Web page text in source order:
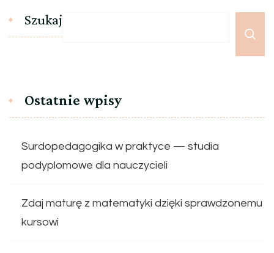
Szukaj
Ostatnie wpisy
Surdopedagogika w praktyce — studia
podyplomowe dla nauczycieli
Zdaj maturę z matematyki dzięki sprawdzonemu
kursowi